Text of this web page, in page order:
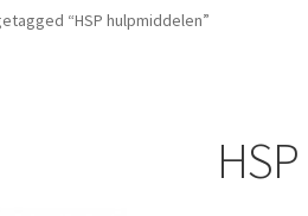
“HSP hulpmiddelen”